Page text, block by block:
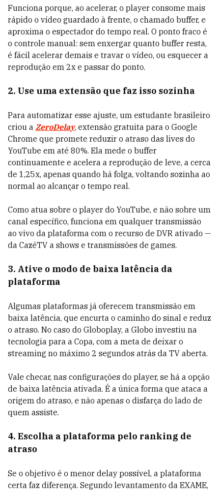
Funciona porque, ao acelerar, o player consome mais
rápido o vídeo guardado à frente, o chamado buffer, e
aproxima o espectador do tempo real. O ponto fraco é
o controle manual: sem enxergar quanto buffer resta,
é fácil acelerar demais e travar o vídeo, ou esquecer a
reprodução em 2x e passar do ponto.
2. Use uma extensão que faz isso sozinha
Para automatizar esse ajuste, um estudante brasileiro
criou a ZeroDelay, extensão gratuita para o Google
Chrome que promete reduzir o atraso das lives do
YouTube em até 80%. Ela mede o buffer
continuamente e acelera a reprodução de leve, a cerca
de 1,25x, apenas quando há folga, voltando sozinha ao
normal ao alcançar o tempo real.
Como atua sobre o player do YouTube, e não sobre um
canal específico, funciona em qualquer transmissão
ao vivo da plataforma com o recurso de DVR ativado —
da CazéTV a shows e transmissões de games.
3. Ative o modo de baixa latência da
plataforma
Algumas plataformas já oferecem transmissão em
baixa latência, que encurta o caminho do sinal e reduz
o atraso. No caso do Globoplay, a Globo investiu na
tecnologia para a Copa, com a meta de deixar o
streaming no máximo 2 segundos atrás da TV aberta.
Vale checar, nas configurações do player, se há a opção
de baixa latência ativada. É a única forma que ataca a
origem do atraso, e não apenas o disfarça do lado de
quem assiste.
4. Escolha a plataforma pelo ranking de
atraso
Se o objetivo é o menor delay possível, a plataforma
certa faz diferença. Segundo levantamento da EXAME,